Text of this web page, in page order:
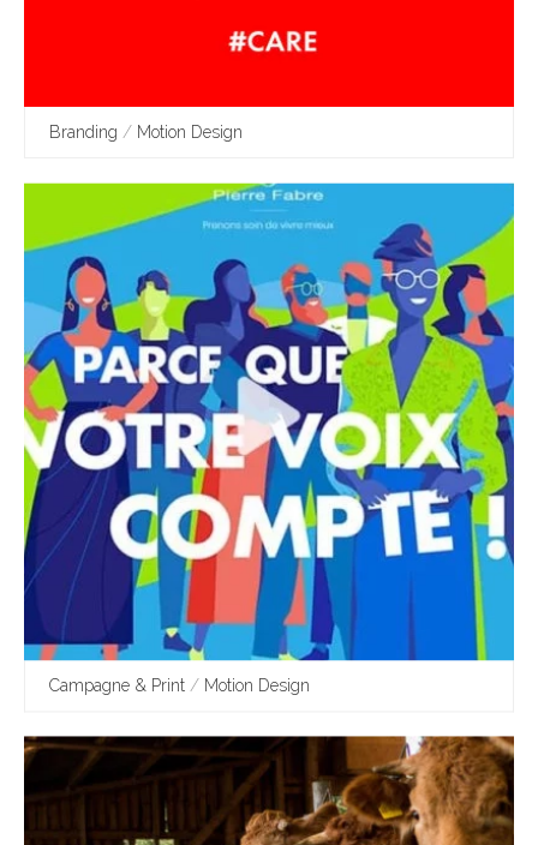
Branding / Motion Design
Campagne & Print / Motion Design